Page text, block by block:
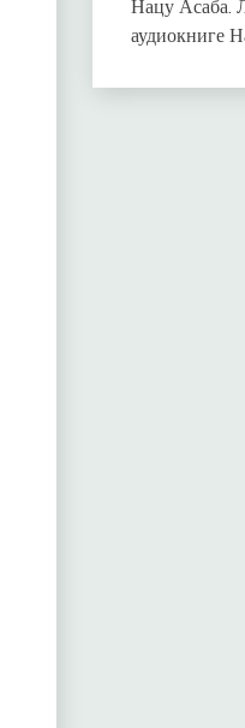
Нацу Асаба.
аудиокниге